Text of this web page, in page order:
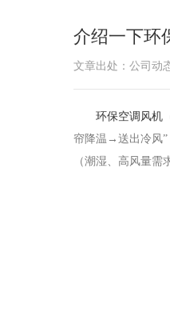
介绍一下环
文章出处：公司动
​环保空调风机
帘降温→送出冷风”
（潮湿、高风量需